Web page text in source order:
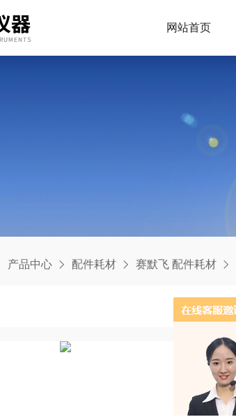
网站首页
产品中心 配件耗材 赛默飞 配件耗材